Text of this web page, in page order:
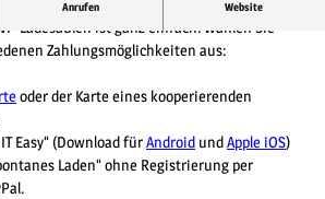
Anrufen Website
EWF-Ladesäulen
Ladesäulen ist ganz einfach. Wählen Sie
Zahlungsmöglichkeiten aus:
oder der Karte eines kooperierenden
Easy“ (Download fürAndroid undApple iOS)
Laden“ ohne Registrierung per